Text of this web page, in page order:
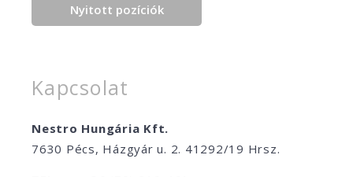
Nyitott pozíciók
Kapcsolat
Nestro Hungária Kft.
7630 Pécs, Házgyár u. 2. 41292/19 Hrsz.